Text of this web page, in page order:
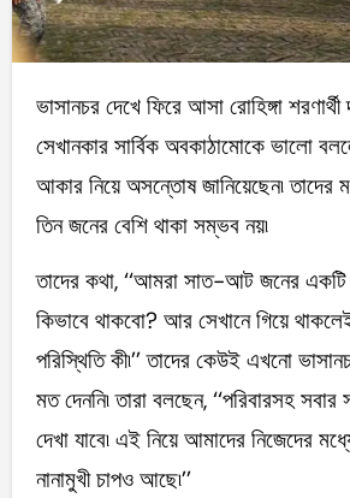
ভাসানচর দেখে ফিরে আসা রোহিঙ্গা শরণার্থী দলের সদস্যরা
সেখানকার সার্বিক অবকাঠামোকে ভালো
আকার নিয়ে অসন্তোষ জানিয়েছেন৷
তিন জনের বেশি থাকা সম্ভব নয়৷
তাদের কথা, ‘‘আমরা সাত-আট জনের একটি
কিভাবে থাকবো? আর সেখানে গিয়ে
পরিস্থিতি কী৷’’ তাদের কেউই এখনো
মত দেননি৷ তারা বলছেন, ‘‘পরিবারসহ
দেখা যাবে৷ এই নিয়ে আমাদের নিজেদের
নানামুখী চাপও আছে৷’’